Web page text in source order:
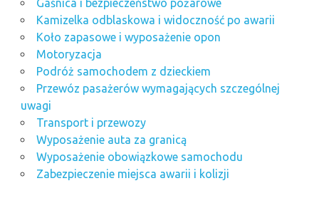
Gaśnica i bezpieczeństwo pożarowe
Kamizelka odblaskowa i widoczność po awarii
Koło zapasowe i wyposażenie opon
Motoryzacja
Podróż samochodem z dzieckiem
Przewóz pasażerów wymagających szczególnej
uwagi
Transport i przewozy
Wyposażenie auta za granicą
Wyposażenie obowiązkowe samochodu
Zabezpieczenie miejsca awarii i kolizji